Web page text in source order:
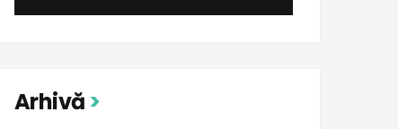
Arhivă